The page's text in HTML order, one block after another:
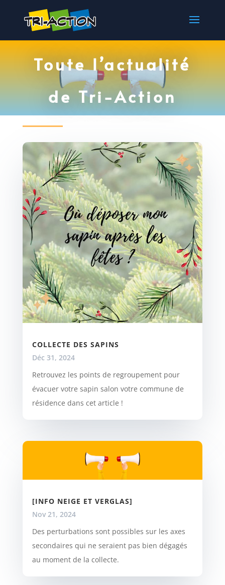
Toute l’actualité
de Tri-Action
COLLECTE DES SAPINS
Déc 31, 2024
Retrouvez les points de regroupement pour
évacuer votre sapin salon votre commune de
résidence dans cet article !
[INFO NEIGE ET VERGLAS]
Nov 21, 2024
Des perturbations sont possibles sur les axes
secondaires qui ne seraient pas bien dégagés
au moment de la collecte.